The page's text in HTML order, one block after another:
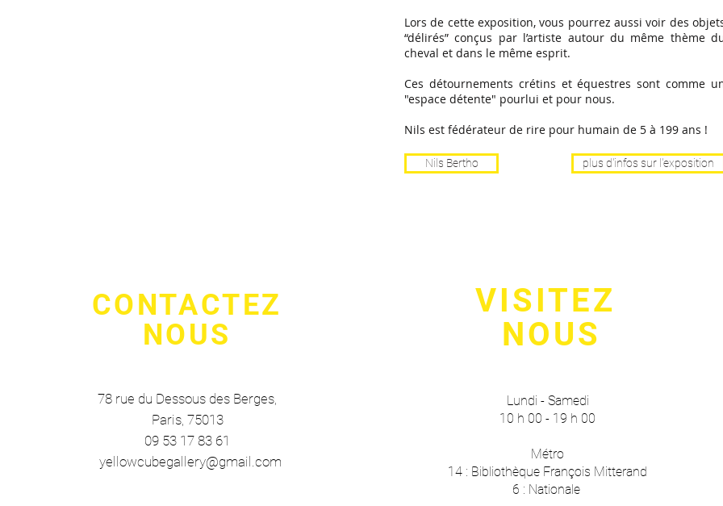
Lors de cette exposition, vous pourrez aussi voir des
“délirés” conçus par l’artiste autour du même thème
cheval et dans le même esprit.
Ces détournements crétins et équestres sont comme
"espace détente" pourlui et pour nous.
Nils est fédérateur de rire pour humain de 5 à 199 ans !
Nils Bertho plus d'infos sur l'exposition
CONTACTEZ
NOUS
78 rue du Dessous des Berges,
Paris, 75013
09 53 17 83 61
yellowcubegallery@gmail.com
VISITEZ
NOUS
Lundi - Samedi
10 h 00 - 19 h 00
Métro
14 : Bibliothèque François Mitterand
6 : Nationale